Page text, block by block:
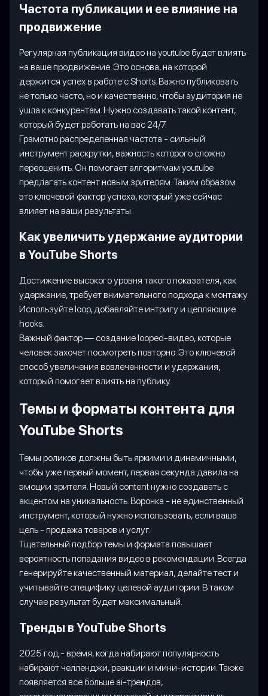
Частота публикации и ее влияние на
продвижение
Регулярная публикация видео на youtube будет влиять
на ваше продвижение. Это основа, на которой
держится успех в работе с Shorts. Важно публиковать
не только часто, но и качественно, чтобы аудитория не
ушла к конкурентам. Нужно создавать такой контент,
который будет работать на вас 24/7.
Грамотно распределенная частота - сильный
инструмент раскрутки, важность которого сложно
переоценить. Он помогает алгоритмам youtube
предлагать контент новым зрителям. Таким образом
это ключевой фактор успеха, который уже сейчас
влияет на ваши результаты.
Как увеличить удержание аудитории
в YouTube Shorts
Достижение высокого уровня такого показателя, как
удержание, требует внимательного подхода к монтажу.
Используйте loop, добавляйте интригу и цепляющие
hooks.
Важный фактор — создание looped-видео, которые
человек захочет посмотреть повторно. Это ключевой
способ увеличения вовлеченности и удержания,
который помогает влиять на публику.
Темы и форматы контента для
YouTube Shorts
Темы роликов должны быть яркими и динамичными,
чтобы уже первый момент, первая секунда давила на
эмоции зрителя. Новый content нужно создавать с
акцентом на уникальность. Воронка - не единственный
инструмент, который нужно использовать, если ваша
цель - продажа товаров и услуг.
Тщательный подбор темы и формата повышает
вероятность попадания видео в рекомендации. Всегда
генерируйте качественный материал, делайте тест и
учитывайте специфику целевой аудитории. В таком
случае результат будет максимальный.
Тренды в YouTube Shorts
2025 год - время, когда набирают популярность
набирают челленджи, реакции и мини-истории. Также
появляется все больше ai-трендов,